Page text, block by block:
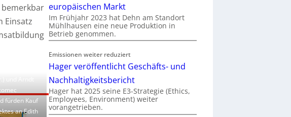
bemerkbar
Einsatz
fürden Kauf
an Edith
europäischen Markt
Im Frühjahr 2023 hat Dehn am Standort
Mühlhausen eine neue Produktion in
Betrieb genommen.
Emissionen weiter reduziert
Hager veröffentlicht Geschäfts- und
Nachhaltigkeitsbericht
Hager hat 2025 seine E3-Strategie (Ethics,
Employees, Environment) weiter
vorangetrieben.